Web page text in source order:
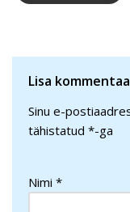
Lisa
Sinu e-
tähistatud *-ga
Nimi *